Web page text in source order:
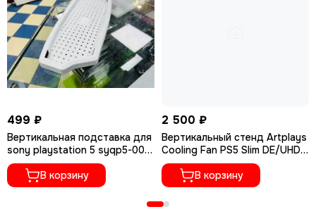
499 ₽
Вертикальная подставка для
sony playstation 5 syqp5-002
белая
В корзину
2 500 ₽
Вертикальный стенд Artplays
Cooling Fan PS5 Slim DE/UHD:
зарядка DualSense,
крепление для наушников
В корзину